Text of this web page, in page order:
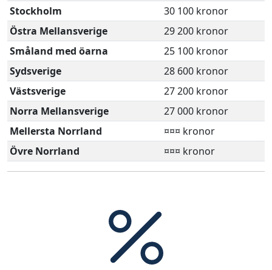
Stockholm
30 100 kronor
Östra Mellansverige
29 200 kronor
Småland med öarna
25 100 kronor
Sydsverige
28 600 kronor
Västsverige
27 200 kronor
Norra Mellansverige
27 000 kronor
Mellersta Norrland
¤¤¤ kronor
Övre Norrland
¤¤¤ kronor